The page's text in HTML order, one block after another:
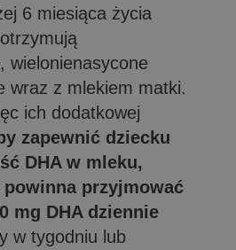
6 miesiąca życia
wielonienasycone
wraz z mlekiem matki.
ich dodatkowej
zapewnić dziecku
DHA w mleku,
powinna przyjmować
mg DHA dziennie
w tygodniu lub